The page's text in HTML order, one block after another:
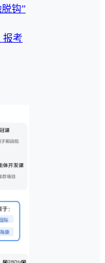
钩”
报考